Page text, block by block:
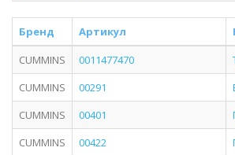
Бренд Артикул
CUMMINS
0011477470
CUMMINS
00291
CUMMINS
00401
CUMMINS
00422